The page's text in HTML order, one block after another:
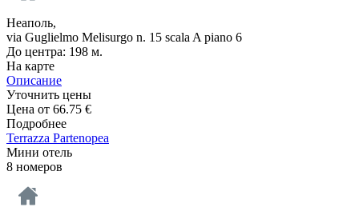
Неаполь,
via Guglielmo Melisurgo n. 15 scala A piano 6
До центра: 198 м.
На карте
Описание
Уточнить цены
Цена от 66.75 €
Подробнее
Terrazza Partenopea
Мини отель
8 номеров